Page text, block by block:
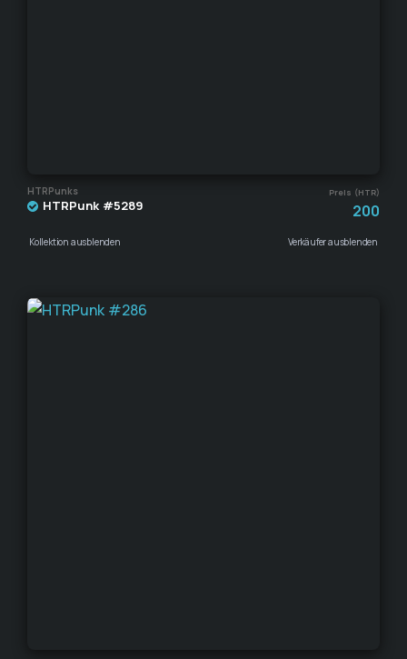
HTRPunks Preis (HTR)
HTRPunk #5289 200
Kollektion ausblenden Verkäufer ausblenden